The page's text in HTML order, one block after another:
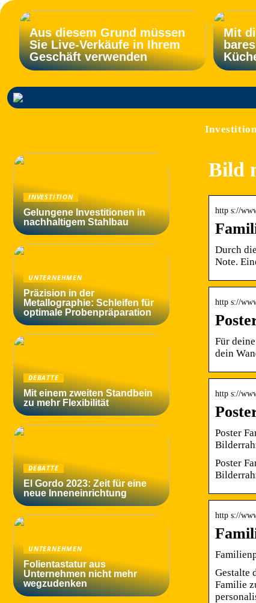
Aus diesem Grund müssen
Sie Live-Verkäufe in Ihrem
Geschäft verwenden
Mit
Bild
http s://
Durch
Note.
http s://
Für
dein
http s://
Poster
Poster
http s://
Gestalte
Familie
INVESTITION
Gelungene Investitionen in
nachhaltigem Stahlbau
UNTERNEHMEN
Präzision in der
Metallographie: Schleifen für
optimale Probenpräparation
DEBATTE
Mit einem zweiten Standbein
zu mehr Flexibilität
DEBATTE
El Gordo 2023: Zeit für eine
neue Inneneinrichtung
UNTERNEHMEN
Folientastatur aus
Unternehmen nicht mehr
wegzudenken